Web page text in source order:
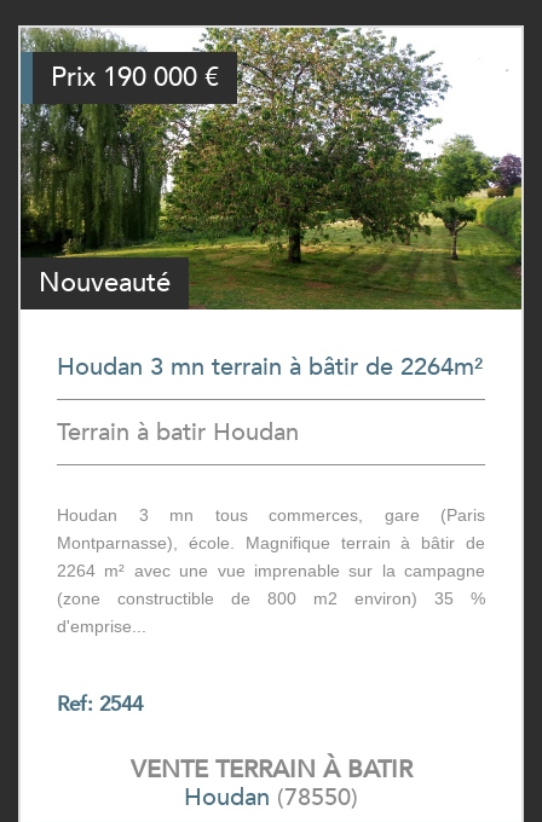
Nouveauté
Prix 190 000 €
Houdan 3 mn terrain à bâtir de 2264m²
Terrain à batir Houdan
Houdan 3 mn tous commerces, gare (Paris
Montparnasse), école. Magnifique terrain à bâtir de
2264 m² avec une vue imprenable sur la campagne
(zone constructible de 800 m2 environ) 35 %
d'emprise...
Ref: 2544
VENTE TERRAIN À BATIR
Houdan (78550)